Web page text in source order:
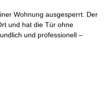
Wohnung ausgesperrt. Der
und hat die Tür ohne
und professionell –